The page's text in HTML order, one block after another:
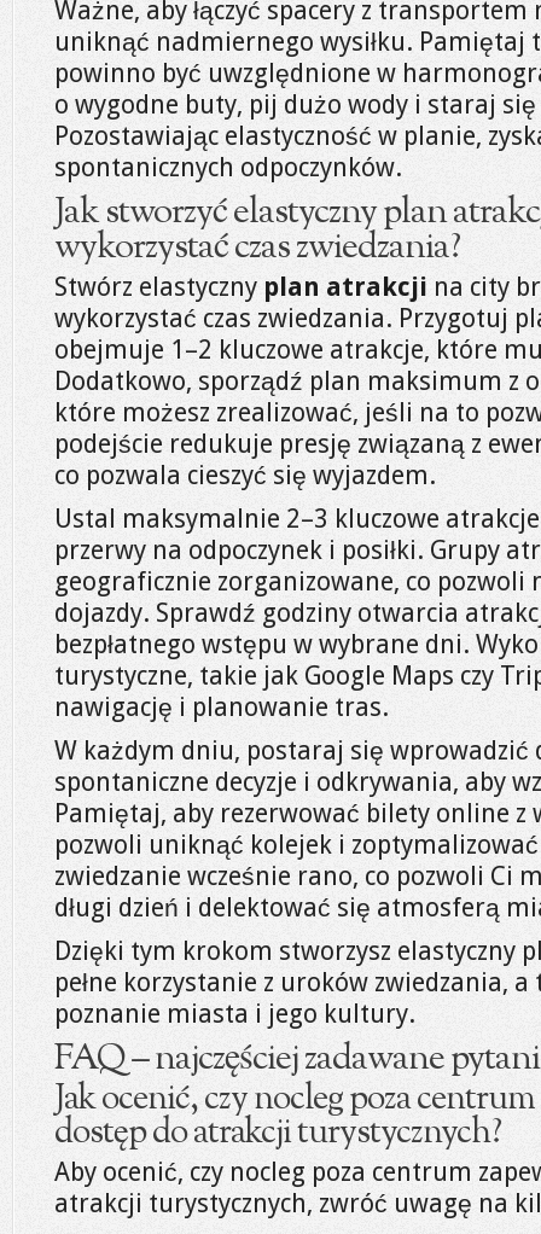
Ważne, aby łączyć spacery z
uniknąć nadmiernego wysiłku. Pamiętaj
powinno być uwzględnione w
o wygodne buty, pij dużo wody i staraj
Pozostawiając elastyczność w planie,
spontanicznych odpoczynków.
Jak stworzyć elastyczny plan
wykorzystać czas zwiedzania?
Stwórz elastyczny plan atrakcji na city
wykorzystać czas zwiedzania. Przygotuj
obejmuje 1–2 kluczowe atrakcje, które
Dodatkowo, sporządź plan maksimum z
które możesz zrealizować, jeśli na to
podejście redukuje presję związaną z
co pozwala cieszyć się wyjazdem.
Ustal maksymalnie 2–3 kluczowe
przerwy na odpoczynek i posiłki. Grupy
geograficznie zorganizowane, co pozwoli
dojazdy. Sprawdź godziny otwarcia
bezpłatnego wstępu w wybrane dni.
turystyczne, takie jak Google Maps czy
nawigację i planowanie tras.
W każdym dniu, postaraj się wprowadzić
spontaniczne decyzje i odkrywania, aby
Pamiętaj, aby rezerwować bilety online z
pozwoli uniknąć kolejek i zoptymalizować
zwiedzanie wcześnie rano, co pozwoli Ci
długi dzień i delektować się atmosferą
Dzięki tym krokom stworzysz elastyczny
pełne korzystanie z uroków zwiedzania,
poznanie miasta i jego kultury.
FAQ – najczęściej zadawane
Jak ocenić, czy nocleg poza
dostęp do atrakcji turystycznych?
Aby ocenić, czy nocleg poza centrum
atrakcji turystycznych, zwróć uwagę na